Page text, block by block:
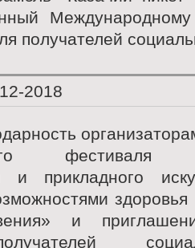
получателей
2018
фестиваля
и прикладного
и